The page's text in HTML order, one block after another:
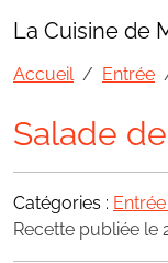
La Cuisine de
Accueil Entrée
Salade
Catégories : Entrée
Recette publiée le